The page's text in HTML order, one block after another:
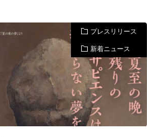
プレスリリース
新着ニュース